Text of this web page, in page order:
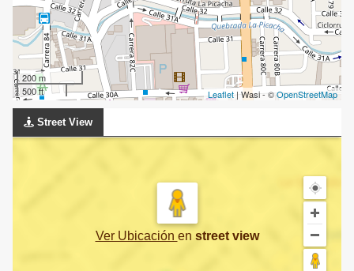
200 m
500 ft
Leaflet | Wasi - ©OpenStreetMap
Street View
Ver Ubicación en street view